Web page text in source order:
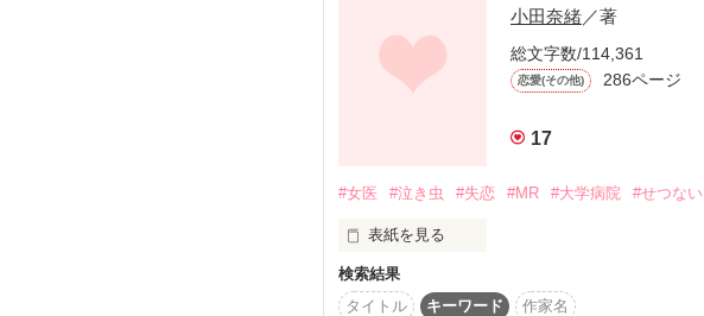
王太子暗殺を成功させることができるのか？！
『別れるの』
吉田來　ﾖｼﾀﾞﾗｲ
あの日のことは夢じゃなかった
彼女は突然俺の胸に飛び込んできた。
何の前触れもなく
ふたりの時間が
動き始めた…
小田奈緒／著
総文字数/114,361
恋愛(その他) 286ページ
17
#女医 #泣き虫 #失恋 #MR #大学病院 #せつない
表紙を見る
検索結果
タイトル
キーワード 作家名